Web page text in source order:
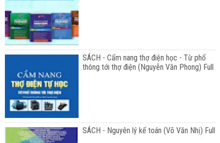
SÁCH - Cẩm nang thợ điện học - Từ phổ
thông tới thợ điện (Nguyễn Văn Phong) Full
SÁCH - Nguyên lý kế toán (Võ Văn Nhị) Full